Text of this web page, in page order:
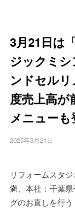
3月21日は
ジックミ
ンドセル
度売上高が
メニューも
2025年3月21日
リフォームスタ
満、本社：千葉
グのお直しを行